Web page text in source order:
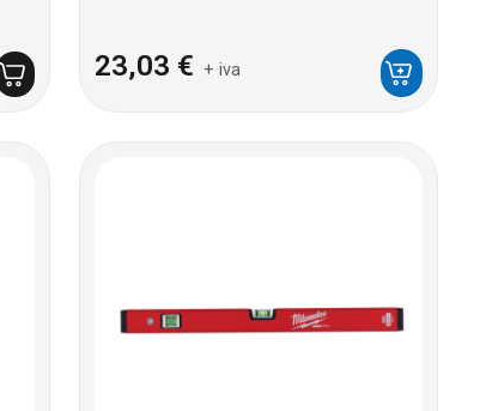
23,03 € + iva